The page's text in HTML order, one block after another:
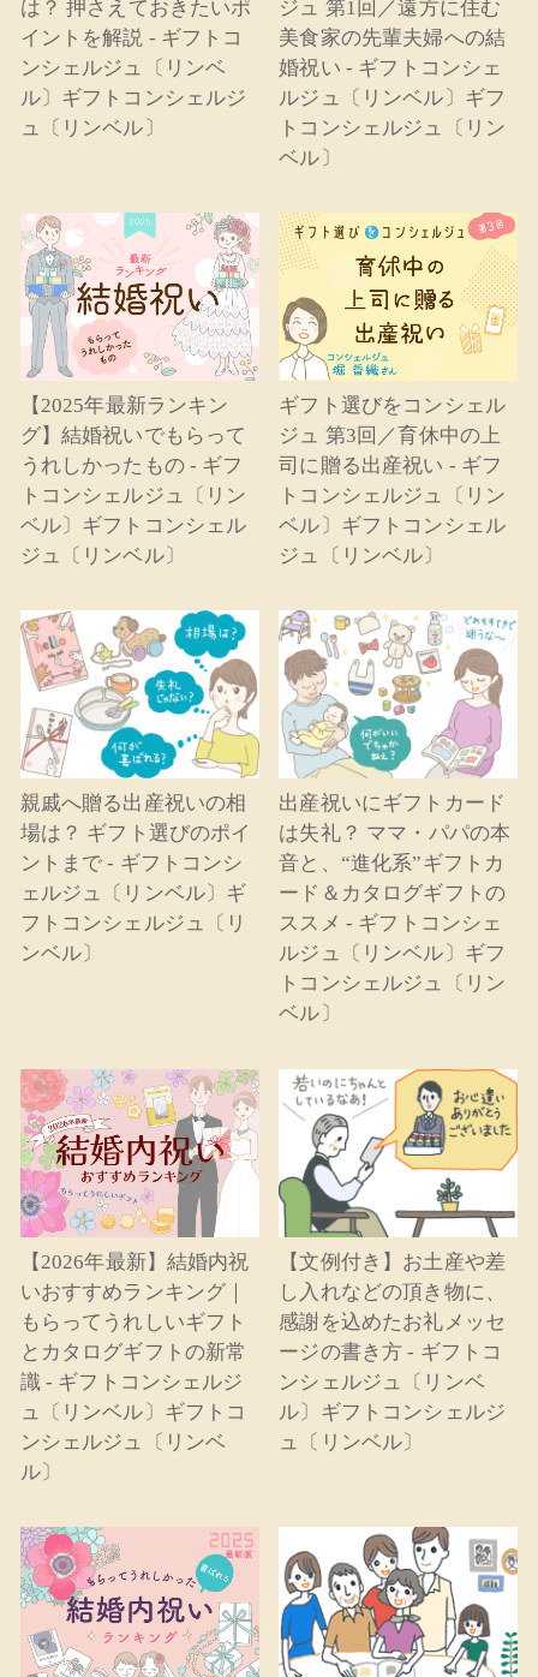
は？ 押さえておきたいポ
イントを解説 - ギフトコ
ンシェルジュ〔リンベ
ル〕ギフトコンシェルジ
ュ〔リンベル〕
ジュ 第1回／遠方に住む
美食家の先輩夫婦への結
婚祝い - ギフトコンシェ
ルジュ〔リンベル〕ギフ
トコンシェルジュ〔リン
ベル〕
【2025年最新ランキン
グ】結婚祝いでもらって
うれしかったもの - ギフ
トコンシェルジュ〔リン
ベル〕ギフトコンシェル
ジュ〔リンベル〕
ギフト選びをコンシェル
ジュ 第3回／育休中の上
司に贈る出産祝い - ギフ
トコンシェルジュ〔リン
ベル〕ギフトコンシェル
ジュ〔リンベル〕
親戚へ贈る出産祝いの相
場は？ ギフト選びのポイ
ントまで - ギフトコンシ
ェルジュ〔リンベル〕ギ
フトコンシェルジュ〔リ
ンベル〕
出産祝いにギフトカード
は失礼？ ママ・パパの本
音と、“進化系”ギフトカ
ード＆カタログギフトの
ススメ - ギフトコンシェ
ルジュ〔リンベル〕ギフ
トコンシェルジュ〔リン
ベル〕
【2026年最新】結婚内祝
いおすすめランキング｜
もらってうれしいギフト
とカタログギフトの新常
識 - ギフトコンシェルジ
ュ〔リンベル〕ギフトコ
ンシェルジュ〔リンベ
ル〕
【文例付き】お土産や差
し入れなどの頂き物に、
感謝を込めたお礼メッセ
ージの書き方 - ギフトコ
ンシェルジュ〔リンベ
ル〕ギフトコンシェルジ
ュ〔リンベル〕